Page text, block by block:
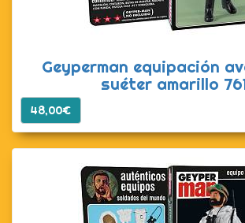
Geyperman equipación
suéter amarillo
48,00€